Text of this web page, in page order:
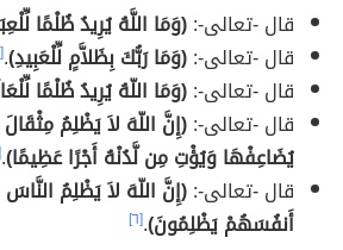
قال -تعالى-:(وَمَا اللَّهُ يُرِيدُ ظُلْمًا
قال -تعالى-:(وَمَا رَبُّكَ بِظَلاَّمٍ لِّلْعَبِيدِ).[٣]
قال -تعالى-:(وَمَا اللّهُ يُرِيدُ ظُلْمًا
قال -تعالى-:(إِنَّ اللّهَ لاَ يَظْلِمُ
يُضَاعِفْهَا وَيُؤْتِ مِن لَّدُنْهُ أَجْرًا عَظِيمًا).
قال -تعالى-:(إِنَّ اللّهَ لاَ يَظْلِمُ
أَنفُسَهُمْ يَظْلِمُونَ).[٦]